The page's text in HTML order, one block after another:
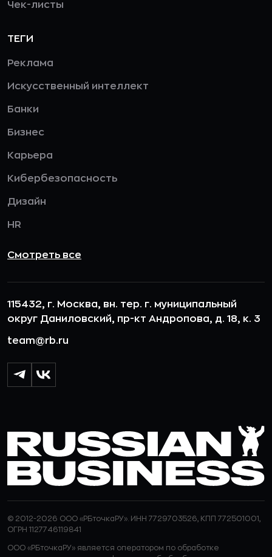
Чек-листы
ТЕГИ
Реклама
Искусственный интеллект
Банки
Бизнес
Карьера
Кибербезопасность
Дизайн
HR
Смотреть все
115432, г. Москва, вн. тер. г. муниципальный
округ Даниловский, пр-кт Андропова, д. 18, к. 3
team@rb.ru
© 2012-2026 ООО «РБточкаРУ». ИНН 7729703526, КПП 772501001,
ОГРН 1127746119841
ООО «РБточкаРУ» является оператором по обработке